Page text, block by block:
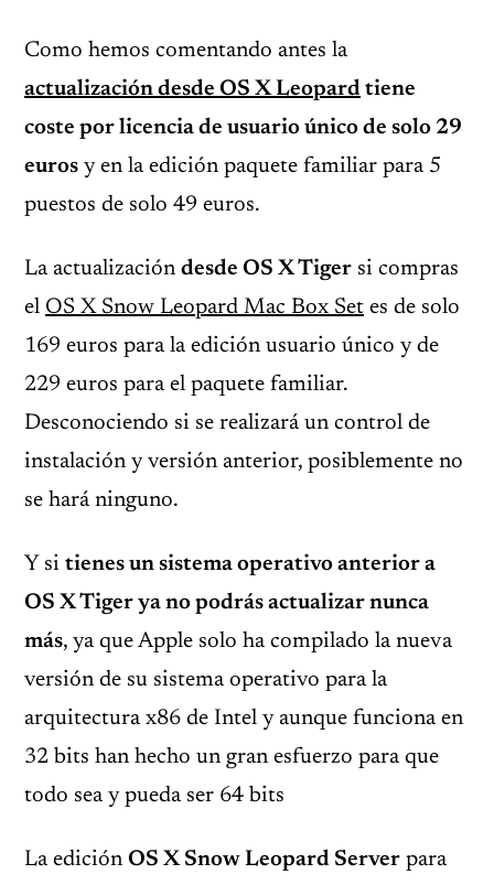
Como hemos comentando antes la
actualización desde OS X Leopard tiene
coste por licencia de usuario único de solo 29
euros y en la edición paquete familiar para 5
puestos de solo 49 euros.
La actualización desde OS X Tiger si compras
el OS X Snow Leopard Mac Box Set es de solo
169 euros para la edición usuario único y de
229 euros para el paquete familiar.
Desconociendo si se realizará un control de
instalación y versión anterior, posiblemente no
se hará ninguno.
Y si tienes un sistema operativo anterior a
OS X Tiger ya no podrás actualizar nunca
más, ya que Apple solo ha compilado la nueva
versión de su sistema operativo para la
arquitectura x86 de Intel y aunque funciona en
32 bits han hecho un gran esfuerzo para que
todo sea y pueda ser 64 bits
La edición OS X Snow Leopard Server para